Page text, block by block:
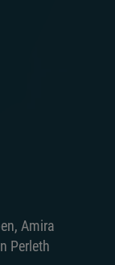
Amira
Perleth